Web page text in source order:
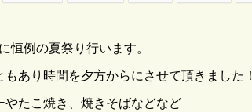
恒例の夏祭り行います。
あり時間を夕方からにさせて頂きました！
たこ焼き、焼きそばなどなど